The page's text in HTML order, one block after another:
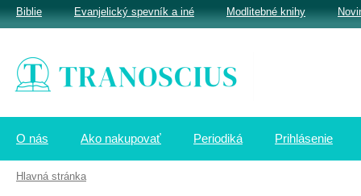
O nás Ako nakupovať Periodiká Prihlásenie
Biblie Evanjelický spevník a iné Modlitebné knihy
Hlavná stránka